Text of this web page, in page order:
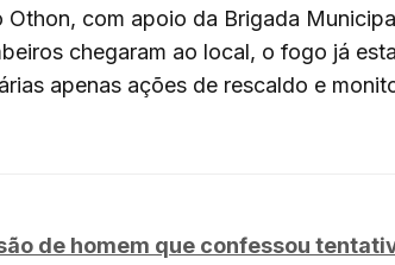
com apoio da Brigada
chegaram ao local, o fogo já
apenas ações de rescaldo e
de homem que confessou